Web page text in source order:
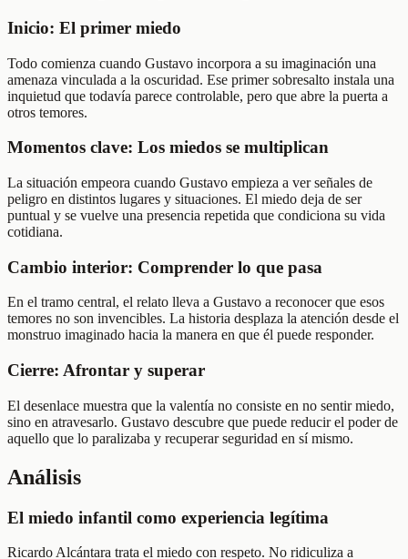
Inicio: El primer miedo
Todo comienza cuando Gustavo incorpora a su imaginación una
amenaza vinculada a la oscuridad. Ese primer sobresalto instala una
inquietud que todavía parece controlable, pero que abre la puerta a
otros temores.
Momentos clave: Los miedos se multiplican
La situación empeora cuando Gustavo empieza a ver señales de
peligro en distintos lugares y situaciones. El miedo deja de ser
puntual y se vuelve una presencia repetida que condiciona su vida
cotidiana.
Cambio interior: Comprender lo que pasa
En el tramo central, el relato lleva a Gustavo a reconocer que esos
temores no son invencibles. La historia desplaza la atención desde el
monstruo imaginado hacia la manera en que él puede responder.
Cierre: Afrontar y superar
El desenlace muestra que la valentía no consiste en no sentir miedo,
sino en atravesarlo. Gustavo descubre que puede reducir el poder de
aquello que lo paralizaba y recuperar seguridad en sí mismo.
Análisis
El miedo infantil como experiencia legítima
Ricardo Alcántara trata el miedo con respeto. No ridiculiza a